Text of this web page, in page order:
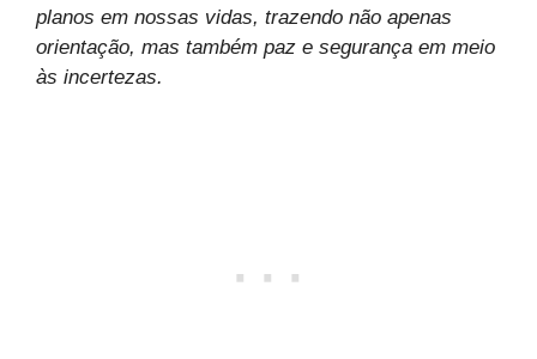
planos em nossas vidas, trazendo não apenas
orientação, mas também paz e segurança em meio
às incertezas.